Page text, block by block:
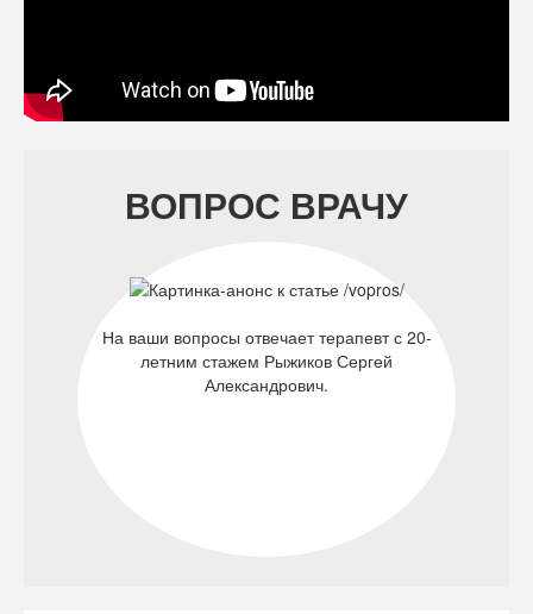
ВОПРОС ВРАЧУ
На ваши вопросы отвечает терапевт с 20-
летним стажем Рыжиков Сергей
Александрович.